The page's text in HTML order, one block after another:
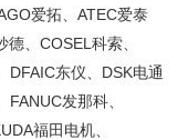
爱拓、ATEC爱泰
、COSEL科索、
DFAIC东仪、DSK电通
发那科、
福田电机、